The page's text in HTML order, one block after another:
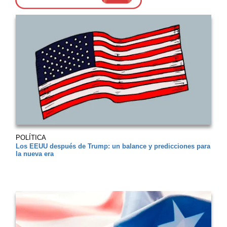
POLÍTICA
Los EEUU después de Trump: un balance y predicciones para
la nueva era